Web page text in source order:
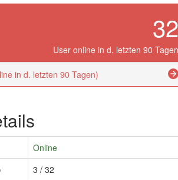
32
User online in d. letzten 90 Tagen
in d. letzten 90 Tagen)
Online
3 / 32